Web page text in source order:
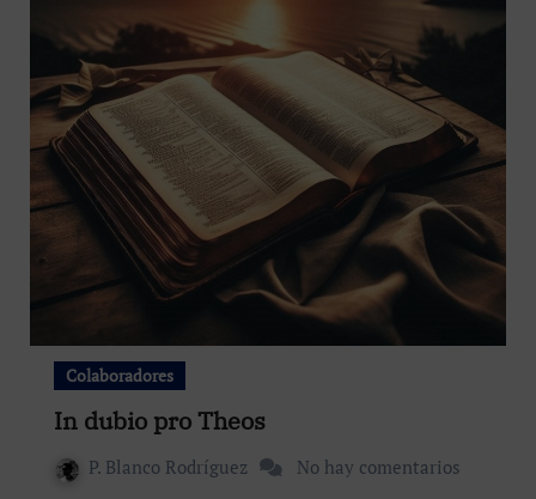
Colaboradores
In dubio pro Theos
P. Blanco Rodríguez No hay comentarios